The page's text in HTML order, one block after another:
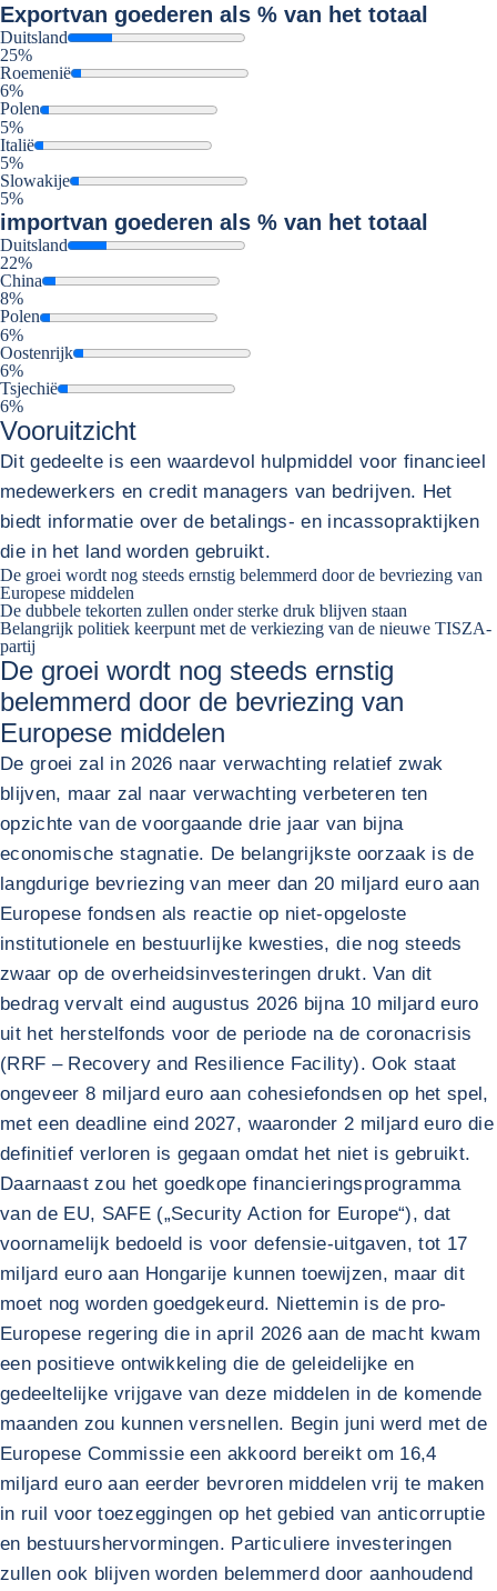
Exportvan goederen als % van het totaal
Duitsland
25%
Roemenië
6%
Polen
5%
Italië
5%
Slowakije
5%
importvan goederen als % van het totaal
Duitsland
22%
China
8%
Polen
6%
Oostenrijk
6%
Tsjechië
6%
Vooruitzicht
Dit gedeelte is een waardevol hulpmiddel voor financieel
medewerkers en credit managers van bedrijven. Het
biedt informatie over de betalings- en incassopraktijken
die in het land worden gebruikt.
De groei wordt nog steeds ernstig belemmerd door de bevriezing van
Europese middelen
De dubbele tekorten zullen onder sterke druk blijven staan
Belangrijk politiek keerpunt met de verkiezing van de nieuwe TISZA-
partij
De groei wordt nog steeds ernstig
belemmerd door de bevriezing van
Europese middelen
De groei zal in 2026 naar verwachting relatief zwak
blijven, maar zal naar verwachting verbeteren ten
opzichte van de voorgaande drie jaar van bijna
economische stagnatie. De belangrijkste oorzaak is de
langdurige bevriezing van meer dan 20 miljard euro aan
Europese fondsen als reactie op niet-opgeloste
institutionele en bestuurlijke kwesties, die nog steeds
zwaar op de overheidsinvesteringen drukt. Van dit
bedrag vervalt eind augustus 2026 bijna 10 miljard euro
uit het herstelfonds voor de periode na de coronacrisis
(RRF – Recovery and Resilience Facility). Ook staat
ongeveer 8 miljard euro aan cohesiefondsen op het spel,
met een deadline eind 2027, waaronder 2 miljard euro die
definitief verloren is gegaan omdat het niet is gebruikt.
Daarnaast zou het goedkope financieringsprogramma
van de EU, SAFE („Security Action for Europe“), dat
voornamelijk bedoeld is voor defensie-uitgaven, tot 17
miljard euro aan Hongarije kunnen toewijzen, maar dit
moet nog worden goedgekeurd. Niettemin is de pro-
Europese regering die in april 2026 aan de macht kwam
een positieve ontwikkeling die de geleidelijke en
gedeeltelijke vrijgave van deze middelen in de komende
maanden zou kunnen versnellen. Begin juni werd met de
Europese Commissie een akkoord bereikt om 16,4
miljard euro aan eerder bevroren middelen vrij te maken
in ruil voor toezeggingen op het gebied van anticorruptie
en bestuurshervormingen. Particuliere investeringen
zullen ook blijven worden belemmerd door aanhoudend